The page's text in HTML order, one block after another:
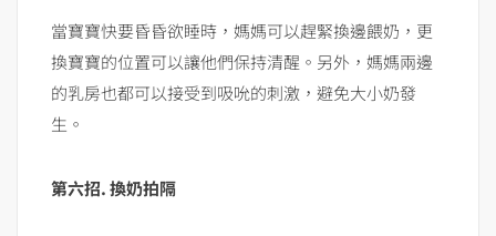
當寶寶快要昏昏欲睡時，媽媽可以趕緊換邊餵奶，更
換寶寶的位置可以讓他們保持清醒。另外，媽媽兩邊
的乳房也都可以接受到吸吮的刺激，避免大小奶發
生。
第六招.換奶拍隔